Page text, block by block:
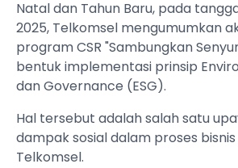
Natal dan Tahun Baru, pada
2025, Telkomsel mengumumkan
program CSR "Sambungkan
bentuk implementasi prinsip
dan Governance (ESG).
Hal tersebut adalah salah satu
dampak sosial dalam proses
Telkomsel.